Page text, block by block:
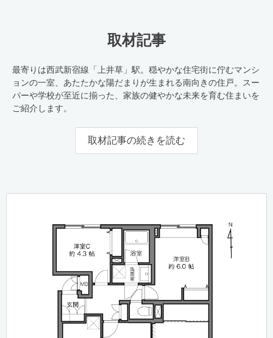
取材記事
最寄りは西武新宿線「上井草」駅。穏やかな住宅街に佇むマンシ
ョンの一室、あたたかな陽だまりが生まれる南向きの住戸。スー
パーや学校が至近に揃った、家族の健やかな未来を育む住まいを
ご紹介します。
取材記事の続きを読む